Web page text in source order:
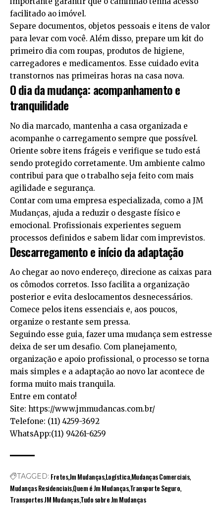
facilitado ao imóvel.
Separe documentos, objetos pessoais e itens de valor
para levar com você. Além disso, prepare um kit do
primeiro dia com roupas, produtos de higiene,
carregadores e medicamentos. Esse cuidado evita
transtornos nas primeiras horas na casa nova.
O dia da mudança: acompanhamento e
tranquilidade
No dia marcado, mantenha a casa organizada e
acompanhe o carregamento sempre que possível.
Oriente sobre itens frágeis e verifique se tudo está
sendo protegido corretamente. Um ambiente calmo
contribui para que o trabalho seja feito com mais
agilidade e segurança.
Contar com uma empresa especializada, como a JM
Mudanças, ajuda a reduzir o desgaste físico e
emocional. Profissionais experientes seguem
processos definidos e sabem lidar com imprevistos.
Descarregamento e início da adaptação
Ao chegar ao novo endereço, direcione as caixas para
os cômodos corretos. Isso facilita a organização
posterior e evita deslocamentos desnecessários.
Comece pelos itens essenciais e, aos poucos,
organize o restante sem pressa.
Seguindo esse guia, fazer uma mudança sem estresse
deixa de ser um desafio. Com planejamento,
organização e apoio profissional, o processo se torna
mais simples e a adaptação ao novo lar acontece de
forma muito mais tranquila.
Entre em contato!
Site: https://www.jmmudancas.com.br/
Telefone: (11) 4259-3692
WhatsApp:(11) 94261-6259
TAGGED: FretesJm MudançasLogísticaMudanças Comerciais
Mudanças ResidenciaisQuem é Jm MudançasTransporte Seguro
Transportes JM MudançasTudo sobre Jm Mudanças